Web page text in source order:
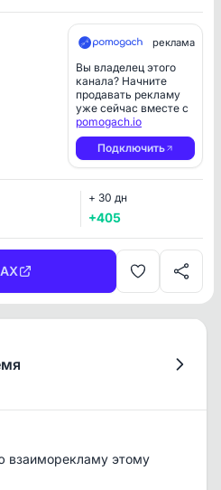
реклама
Вы владелец этого
канала? Начните
продавать рекламу
уже сейчас вместе с
pomogach.io
Подключить
+ 30 дн
+405
взаиморекламу этому